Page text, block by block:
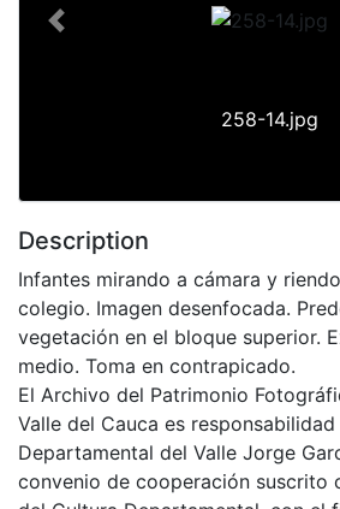
258-14.jpg
Previous
Description
Infantes mirando a cámara y
colegio. Imagen desenfocada.
vegetación en el bloque superior.
medio. Toma en contrapicado.
El Archivo del Patrimonio
Valle del Cauca es
Departamental del Valle Jorge
convenio de cooperación suscrito